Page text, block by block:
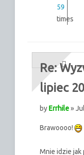
59
times
Re:
lipiec
byErrhile»
Brawoooo!
Mnie idzie jak